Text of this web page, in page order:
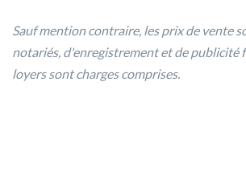
Sauf mention contraire, les prix de vente
notariés, d'enregistrement et de publicité
loyers sont charges comprises.